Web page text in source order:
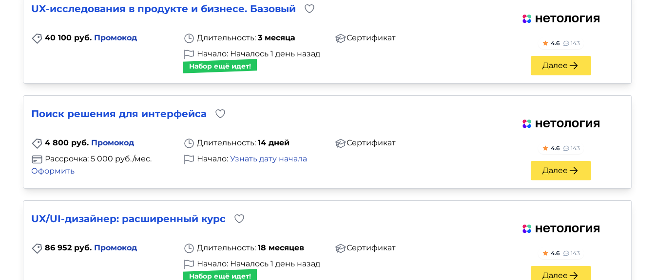
UX-исследования в продукте и бизнесе. Базовый
40 100 руб. Промокод Длительность: 3 месяца
Сертификат
Начало: Началось 1 день назад
Набор ещё идет!
4.6 143
Далее
Поиск решения для интерфейса
4 800 руб. Промокод Длительность: 14 дней
Сертификат
Рассрочка: 5 000 руб./мес.
Оформить
Начало: Узнать дату начала
4.6 143
Далее
UX/UI-дизайнер: расширенный курс
86 952 руб. Промокод Длительность: 18 месяцев
Сертификат
Начало: Началось 1 день назад
Набор ещё идет!
4.6 143
Далее